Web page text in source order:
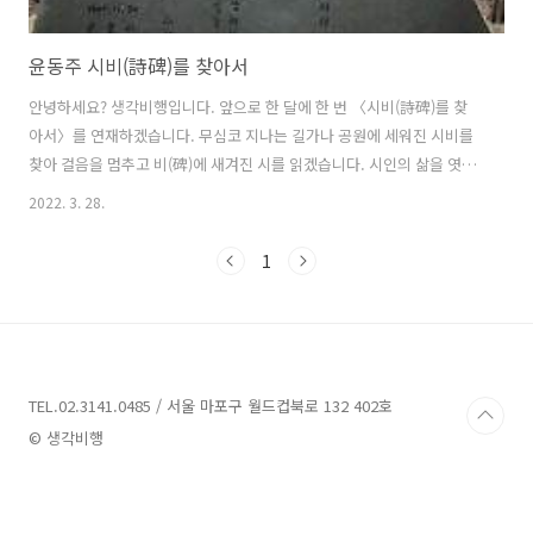
윤동주 시비(詩碑)를 찾아서
안녕하세요? 생각비행입니다. 앞으로 한 달에 한 번 〈시비(詩碑)를 찾
아서〉를 연재하겠습니다. 무심코 지나는 길가나 공원에 세워진 시비를
찾아 걸음을 멈추고 비(碑)에 새겨진 시를 읽겠습니다. 시인의 삶을 엿보
며 우리가 '어떻게 살고 있는지' 잠시 생각하겠습니다. 봄 길목에 선 3월,
학교 뒷산) 둘레길을 걸었다. 둘레길은 무악재 하늘다리 넘어 인왕산 자
2022. 3. 28.
1
TEL.02.3141.0485 / 서울 마포구 월드컵북로 132 402호
© 생각비행